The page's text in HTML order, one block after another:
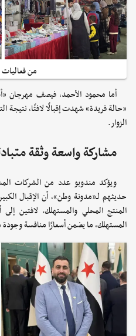
من
أما محمود الأحمد، فيصف مهرجان
«حالة فريدة» شهدت إقبالًا لافتًا،
الزوار.
مشاركة واسعة وثقة
ويؤكد مندوبو عدد من الشركات
حديثهم لـ«مدونة وطن»، أن الإقبال
المنتج المحلي والمستهلك، لافتين
المستهلك، ما يضمن أسعارًا منافسة